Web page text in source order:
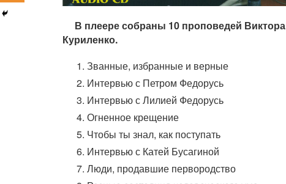
В плеере собраны 10 проповедей Виктора
Куриленко.
Званные, избранные и верные
Интервью с Петром Федорусь
Интервью с Лилией Федорусь
Огненное крещение
Чтобы ты знал, как поступать
Интервью с Катей Бусагиной
Люди, продавшие первородство